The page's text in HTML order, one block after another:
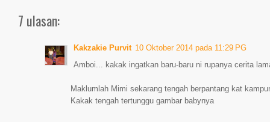
7 ulasan:
Kakzakie Purvit 10 Oktober 2014 pada 11:29 PG
Amboi... kakak ingatkan baru-baru ni rupanya cerita
Maklumlah Mimi sekarang tengah berpantang kat
Kakak tengah tertunggu gambar babynya